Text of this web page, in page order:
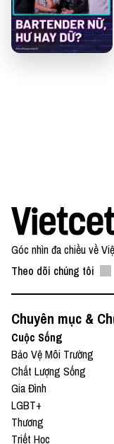
Diageo là thương
có cồn, với bộ
Johnnie Walker,
Góc nhìn đa chiều về
Theo dõi chúng tôi
Chuyên mục &
Cuộc Sống
Bảo Vệ Môi Trường
Chất Lượng Sống
Gia Đình
LGBT+
Thương
Triết Học